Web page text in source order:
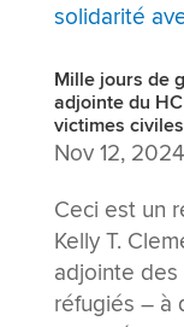
Mille jours de
adjointe du
victimes civiles
Nov 12, 2024
Ceci est un
Kelly T.
adjointe des
réfugiés – à